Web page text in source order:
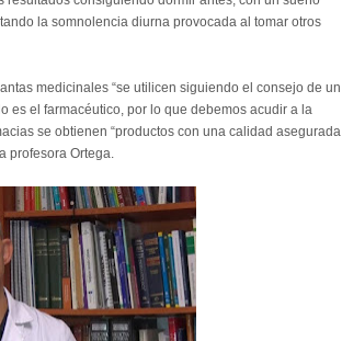
la somnolencia diurna provocada al tomar otros
medicinales “se utilicen siguiendo el consejo de un
es el farmacéutico, por lo que debemos acudir a la
se obtienen “productos con una calidad asegurada
profesora Ortega.